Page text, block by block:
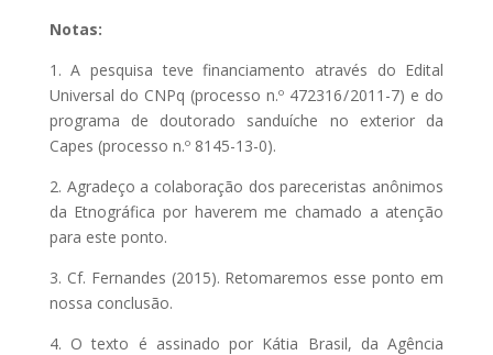
Notas:
1. A pesquisa teve financiamento através do Edital
Universal do CNPq (processo n.º 472316 / 2011-7) e do
programa de doutorado sanduíche no exterior da
Capes (processo n.º 8145-13-0).
2. Agradeço a colaboração dos pareceristas anônimos
da Etnográfica por haverem me chamado a atenção
para este ponto.
3. Cf. Fernandes (2015). Retomaremos esse ponto em
nossa conclusão.
4. O texto é assinado por Kátia Brasil, da Agência